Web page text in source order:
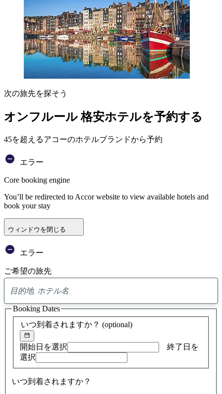
次の旅先を探そう
オンフルール 格安ホテルを予約する
45を超えるアコーのホテルブランドから予約
エラー
Core booking engine
You’ll be redirected to Accor website to view available hotels and
book your stay
ウィンドウを閉じる
エラー
ご希望の旅先
ア
ド
バ
イ
検
索
いつ到着されますか？ (optional)
開始日を選択
終了日を
選択
いつ到着されますか？
Booking Dates